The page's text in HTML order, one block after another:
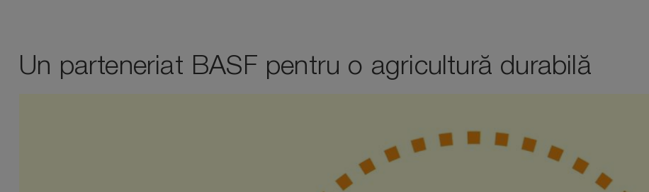
Un parteneriat BASF pentru o agricultură durabilă